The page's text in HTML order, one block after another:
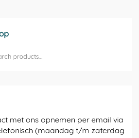
met ons opnemen per email via
(maandag t/m zaterdag